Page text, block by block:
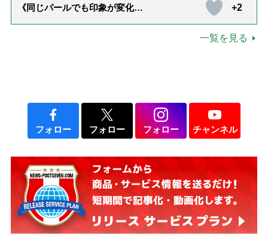
《同じパールでも印象が変化》
ネックレス」上品＆涼しげに見
+2
一覧を見る
フォロー フォロー フォロー チャンネル